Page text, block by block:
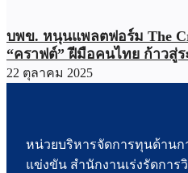
บพข. หนุนแพลตฟอร์ม The
“คราฟต์” ฝีมือคนไทย ก้าวสู่ร
22 ตุลาคม 2025
หน่วยบริหารจัดการทุนด้านก
แข่งขัน สำนักงานเร่งรัดการ